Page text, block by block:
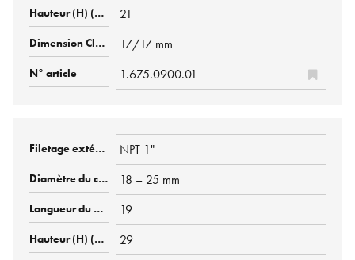
21
17/17 mm
1.675.0900.01
NPT 1"
18 – 25 mm
19
29